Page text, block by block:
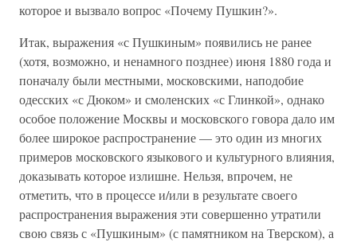
которое и вызвало вопрос «Почему Пушкин?».
Итак, выражения «с Пушкиным» появились не ранее
(хотя, возможно, и ненамного позднее) июня 1880 года и
поначалу были местными, московскими, наподобие
одесских «с Дюком» и смоленских «с Глинкой», однако
особое положение Москвы и московского говора дало им
более широкое распространение — это один из многих
примеров московского языкового и культурного влияния,
доказывать которое излишне. Нельзя, впрочем, не
отметить, что в процессе и/или в результате своего
распространения выражения эти совершенно утратили
свою связь с «Пушкиным» (с памятником на Тверском), а